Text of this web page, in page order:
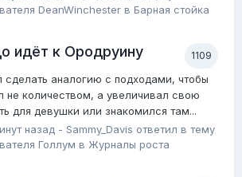
DeanWinchester в Барная стойка
1109
идёт к Ородруину
сделать аналогию с подходами, чтобы
не количеством, а увеличивал свою
для девушки или знакомился там...
назад - Sammy_Davis ответил в тему
Голлум в Журналы роста